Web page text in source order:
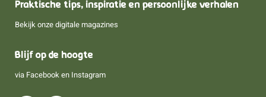
Praktische tips, inspiratie en persoonlijke verhalen
Bekijk onze digitale magazines
Blijf op de hoogte
via Facebook en Instagram